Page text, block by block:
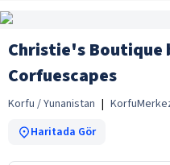
Christie's Boutique
Corfuescapes
Korfu / Yunanistan | Korfu
Haritada Gör